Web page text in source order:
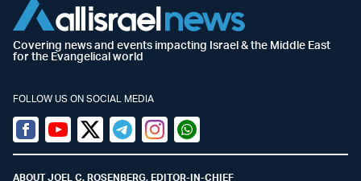
Covering news and events impacting Israel & the Middle East
for the Evangelical world
FOLLOW US ON SOCIAL MEDIA
Facebook
YoutubeTwitter (X)
TelegramInstagramWhatsapp
ABOUT JOEL C. ROSENBERG, EDITOR-IN-CHIEF